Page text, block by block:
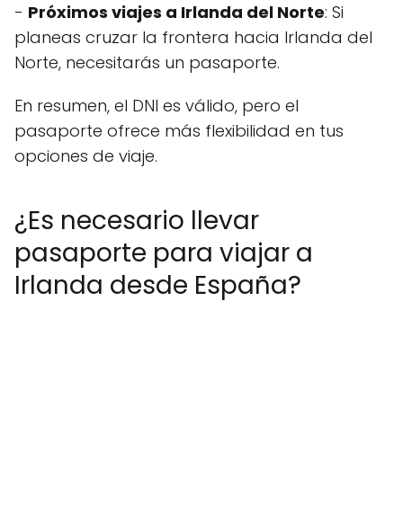
- Próximos viajes a Irlanda del Norte: Si
planeas cruzar la frontera hacia Irlanda del
Norte, necesitarás un pasaporte.
En resumen, el DNI es válido, pero el
pasaporte ofrece más flexibilidad en tus
opciones de viaje.
¿Es necesario llevar
pasaporte para viajar a
Irlanda desde España?